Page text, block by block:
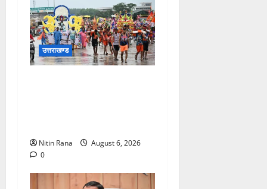
उत्तराखण्ड
Nitin Rana
August 6, 2026
0